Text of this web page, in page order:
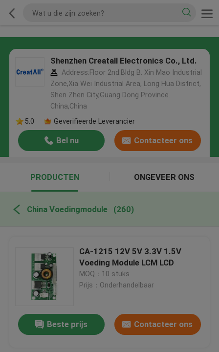
Shenzhen Creatall Electronics Co., Ltd.
Address:Floor 2nd.Bldg B. Xin Mao Industrial
Zone,Xia Wei Industrial Area, Long Hua District,
Shen Zhen City,Guang Dong Province.
China,China
5.0
Geverifieerde Leverancier
Bel nu Contacteer ons
PRODUCTEN ONGEVEER ONS
China Voedingmodule (260)
CA-1215 12V 5V 3.3V 1.5V
Voeding Module LCM LCD
MOQ：10 stuks
Prijs：Onderhandelbaar
Beste prijs Contacteer ons